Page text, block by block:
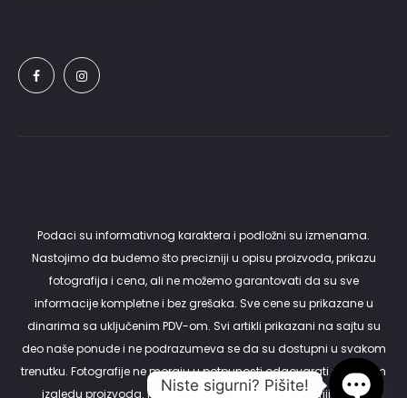
Podaci su informativnog karaktera i podložni su izmenama.
Nastojimo da budemo što precizniji u opisu proizvoda, prikazu
fotografija i cena, ali ne možemo garantovati da su sve
informacije kompletne i bez grešaka. Sve cene su prikazane u
dinarima sa uključenim PDV-om. Svi artikli prikazani na sajtu su
deo naše ponude i ne podrazumeva se da su dostupni u svakom
trenutku. Fotografije ne moraju u potpunosti odgovarati stvarnom
izgledu proizvoda. Isporuku vršimo samo na teritoriji Srbije.
Niste sigurni? Pišite!